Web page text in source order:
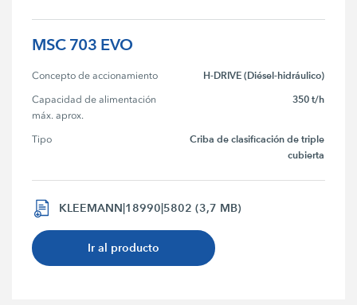
MSC 703 EVO
Concepto de accionamiento H-DRIVE (Diésel-hidráulico)
Capacidad de alimentación
máx. aprox.
350 t/h
Tipo
Criba de clasificación de triple
cubierta
KLEEMANN|18990|5802 (3,7 MB)
Ir al producto